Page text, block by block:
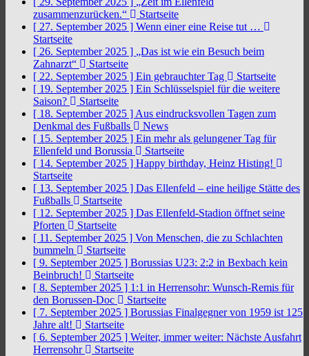
zusammenzurücken.“
Startseite
[ 27. September 2025 ] Wenn einer eine Reise tut …
Startseite
[ 26. September 2025 ] „Das ist wie ein Besuch beim
Zahnarzt“
Startseite
[ 22. September 2025 ] Ein gebrauchter Tag
Startseite
[ 19. September 2025 ] Ein Schlüsselspiel für die weitere
Saison?
Startseite
[ 18. September 2025 ] Aus eindrucksvollen Tagen zum
Denkmal des Fußballs
News
[ 15. September 2025 ] Ein mehr als gelungener Tag für
Ellenfeld und Borussia
Startseite
[ 14. September 2025 ] Happy birthday, Heinz Histing!
Startseite
[ 13. September 2025 ] Das Ellenfeld – eine heilige Stätte des
Fußballs
Startseite
[ 12. September 2025 ] Das Ellenfeld-Stadion öffnet seine
Pforten
Startseite
[ 11. September 2025 ] Von Menschen, die zu Schlachten
bummeln
Startseite
[ 9. September 2025 ] Borussias U23: 2:2 in Bexbach kein
Beinbruch!
Startseite
[ 8. September 2025 ] 1:1 in Herrensohr: Wunsch-Remis für
den Borussen-Doc
Startseite
[ 7. September 2025 ] Borussias Finalgegner von 1959 ist 125
Jahre alt!
Startseite
[ 6. September 2025 ] Weiter, immer weiter: Nächste Ausfahrt
Herrensohr
Startseite